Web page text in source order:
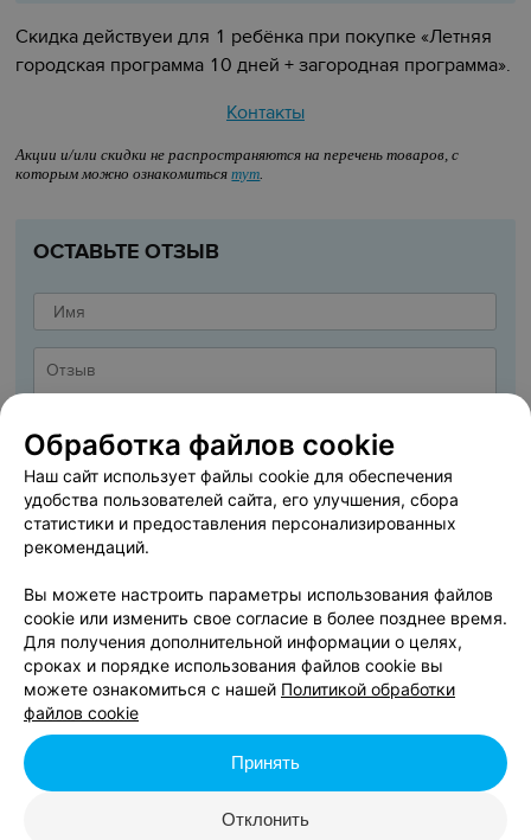
Скидка действуеи для 1 ребёнка при покупке «Летняя
городская программа 10 дней + загородная программа».
Контакты
Акции и/или скидки не распространяются на перечень товаров, с
которым можно ознакомитьсятут.
ОСТАВЬТЕ ОТЗЫВ
Я даюСогласие на обработку персональных данных
Нажимая кнопку «Добавить отзыв», вы принимаете
Обработка файлов cookie
Наш сайт использует файлы cookie для обеспечения
удобства пользователей сайта, его улучшения, сбора
статистики и предоставления персонализированных
рекомендаций.
Вы можете настроить параметры использования файлов
cookie или изменить свое согласие в более позднее время.
Для получения дополнительной информации о целях,
сроках и порядке использования файлов cookie вы
можете ознакомиться с нашей Политикой обработки
файлов cookie
Отклонить
Принять